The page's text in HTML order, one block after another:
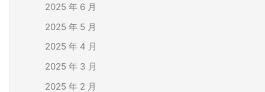
2025 年 6 月
2025 年 5 月
2025 年 4 月
2025 年 3 月
2025 年 2 月